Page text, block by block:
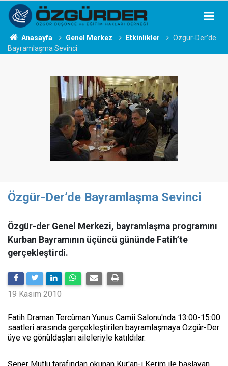
Anasayfa Genel Merkez Etkinlikler
Özgür-Der’de
Bayramlaşma Sevinci
Özgür-Der’de Bayramlaşma Sevinci
Özgür-der Genel Merkezi, bayramlaşma programını
Kurban Bayramının üçüncü gününde Fatih’te
gerçekleştirdi.
19 Kasım 2010
Fatih Draman Tercüman Yunus Camii Salonu'nda 13:00-15:00
saatleri arasında gerçekleştirilen bayramlaşmaya Özgür-Der
üye ve gönüldaşları aileleriyle katıldılar.